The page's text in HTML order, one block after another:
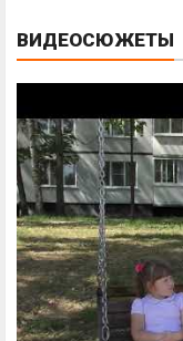
ВИДЕОСЮЖЕТЫ